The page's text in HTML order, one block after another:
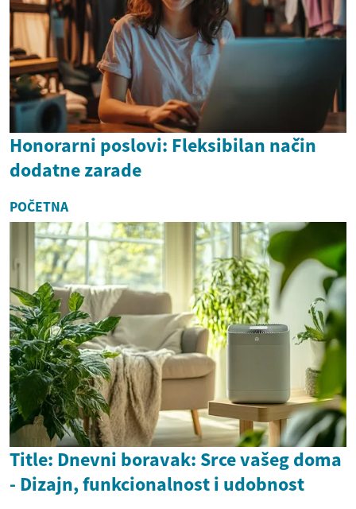
Honorarni poslovi: Fleksibilan način
dodatne zarade
POČETNA
Title: Dnevni boravak: Srce vašeg doma
- Dizajn, funkcionalnost i udobnost